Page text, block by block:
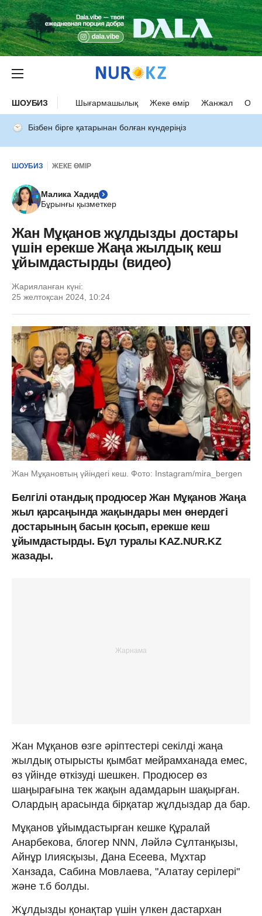
ШОУБИЗ Шығармашылық Жеке өмір Жанжал
Бізбен бірге қатарынан болған күндеріңіз
ШОУБИЗ ЖЕКЕ ӨМІР
Малика Хадид
Бұрынғы қызметкер
Жан Мұқанов жұлдызды достары
үшін ерекше Жаңа жылдық кеш
ұйымдастырды (видео)
Жарияланған күні:
25 желтоқсан 2024, 10:24
Жан Мұқановтың үйіндегі кеш. Фото: Instagram/mira_bergen
Белгілі отандық продюсер Жан Мұқанов Жаңа
жыл қарсаңында жақындары мен өнердегі
достарының басын қосып, ерекше кеш
ұйымдастырды. Бұл туралы KAZ.NUR.KZ
жазады.
Жан Мұқанов өзге әріптестері секілді жаңа
жылдық отырысты қымбат мейрамханада емес,
өз үйінде өткізуді шешкен. Продюсер өз
шаңырағына тек жақын адамдарын шақырған.
Олардың арасында бірқатар жұлдыздар да бар.
Мұқанов ұйымдастырған кешке Құралай
Анарбекова, блогер NNN, Ләйлә Сұлтанқызы,
Айнұр Ілиясқызы, Дана Есеева, Мұхтар
Ханзада, Сабина Мовлаева, "Алатау серілері"
және т.б болды.
Жұлдызды қонақтар үшін үлкен дастархан